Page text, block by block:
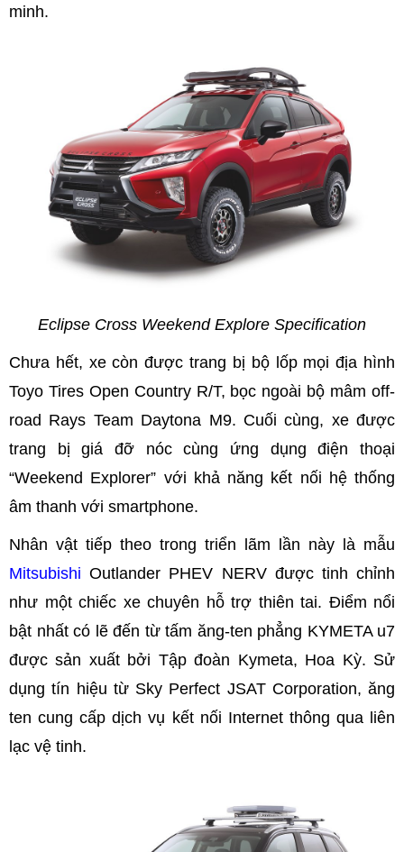
minh.
Eclipse Cross Weekend Explore Specification
Chưa hết, xe còn được trang bị bộ lốp mọi địa hình
Toyo Tires Open Country R/T, bọc ngoài bộ mâm off-
road Rays Team Daytona M9. Cuối cùng, xe được
trang bị giá đỡ nóc cùng ứng dụng điện thoại
“Weekend Explorer” với khả năng kết nối hệ thống
âm thanh với smartphone.
Nhân vật tiếp theo trong triển lãm lần này là mẫu
Mitsubishi Outlander PHEV NERV được tinh chỉnh
như một chiếc xe chuyên hỗ trợ thiên tai. Điểm nổi
bật nhất có lẽ đến từ tấm ăng-ten phẳng KYMETA u7
được sản xuất bởi Tập đoàn Kymeta, Hoa Kỳ. Sử
dụng tín hiệu từ Sky Perfect JSAT Corporation, ăng
ten cung cấp dịch vụ kết nối Internet thông qua liên
lạc vệ tinh.